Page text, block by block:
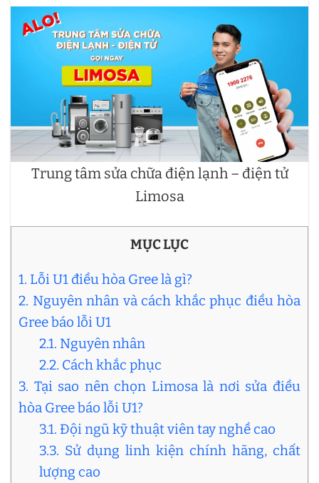
Trung tâm sửa chữa điện lạnh – điện tử
Limosa
MỤC LỤC
1. Lỗi U1 điều hòa Gree là gì?
2. Nguyên nhân và cách khắc phục điều hòa
Gree báo lỗi U1
2.1. Nguyên nhân
2.2. Cách khắc phục
3. Tại sao nên chọn Limosa là nơi sửa điều
hòa Gree báo lỗi U1?
3.1. Đội ngũ kỹ thuật viên tay nghề cao
3.3. Sử dụng linh kiện chính hãng, chất
lượng cao